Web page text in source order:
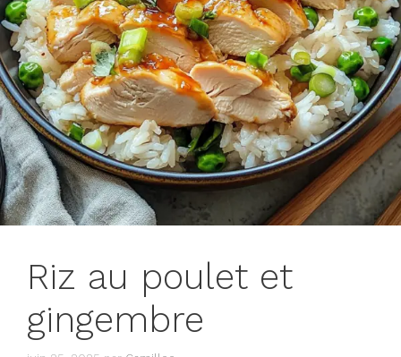
Riz au poulet et
gingembre